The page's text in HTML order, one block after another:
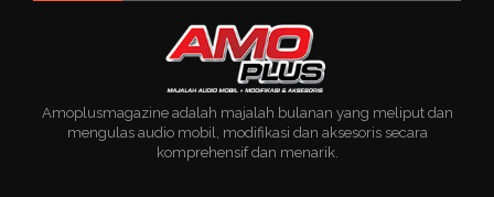
POST COMMENT